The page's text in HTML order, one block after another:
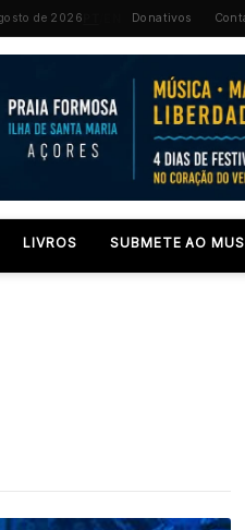
de 2026 Donativos
LIVROS SUBMETE AO